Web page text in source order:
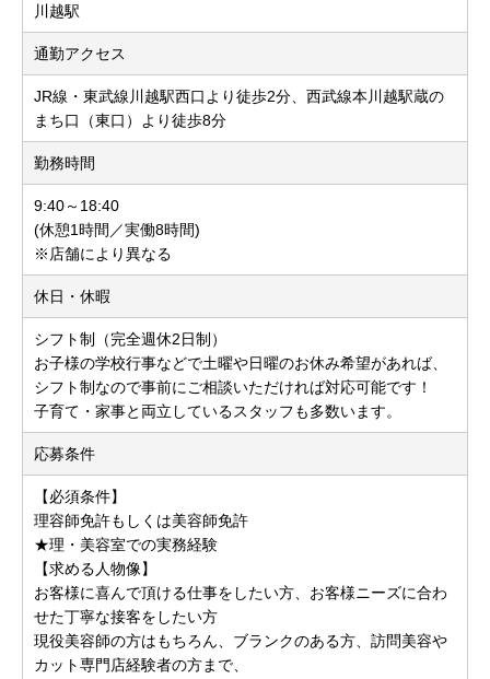
川越駅
通勤アクセス
JR線・東武線川越駅西口より徒歩2分、西武線本川越駅蔵の
まち口（東口）より徒歩8分
勤務時間
9:40～18:40
(休憩1時間／実働8時間)
※店舗により異なる
休日・休暇
シフト制（完全週休2日制）
お子様の学校行事などで土曜や日曜のお休み希望があれば、
シフト制なので事前にご相談いただければ対応可能です！
子育て・家事と両立しているスタッフも多数います。
応募条件
【必須条件】
理容師免許もしくは美容師免許
★理・美容室での実務経験
【求める人物像】
お客様に喜んで頂ける仕事をしたい方、お客様ニーズに合わ
せた丁寧な接客をしたい方
現役美容師の方はもちろん、ブランクのある方、訪問美容や
カット専門店経験者の方まで、